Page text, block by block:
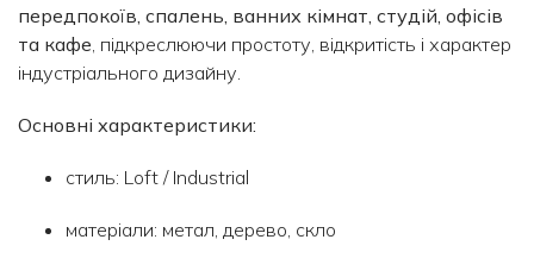
передпокоїв, спалень, ванних кімнат, студій, офісів
та кафе, підкреслюючи простоту, відкритість і характер
індустріального дизайну.
Основні характеристики:
стиль: Loft / Industrial
матеріали: метал, дерево, скло